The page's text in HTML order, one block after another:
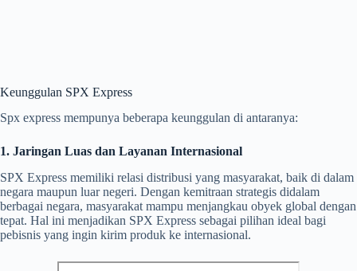
Keunggulan SPX Express
Spx express mempunya beberapa keunggulan di antaranya:
1. Jaringan Luas dan Layanan Internasional
SPX Express memiliki relasi distribusi yang masyarakat, baik di dalam
negara maupun luar negeri. Dengan kemitraan strategis didalam
berbagai negara, masyarakat mampu menjangkau obyek global dengan
tepat. Hal ini menjadikan SPX Express sebagai pilihan ideal bagi
pebisnis yang ingin kirim produk ke internasional.